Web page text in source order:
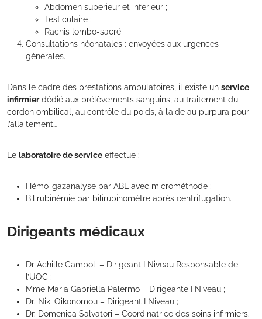
Abdomen supérieur et inférieur ;
Testiculaire ;
Rachis lombo-sacré
Consultations néonatales : envoyées aux urgences
générales.
Dans le cadre des prestations ambulatoires, il existe un service
infirmierdédié aux prélèvements sanguins, au traitement du
cordon ombilical, au contrôle du poids, à l’aide au purpura pour
l’allaitement…
Le laboratoire de service effectue :
Hémo-gazanalyse par ABL avec microméthode ;
Bilirubinémie par bilirubinomètre après centrifugation.
Dirigeants médicaux
Dr Achille Campoli – Dirigeant I Niveau Responsable de
l’UOC ;
Mme Maria Gabriella Palermo – Dirigeante I Niveau ;
Dr. Niki Oikonomou – Dirigeant I Niveau ;
Dr. Domenica Salvatori – Coordinatrice des soins infirmiers.